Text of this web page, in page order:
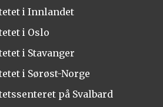
i Innlandet
i Oslo
i Stavanger
i Sørøst-Norge
på Svalbard